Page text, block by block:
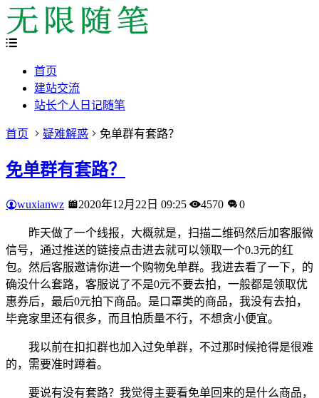
首页
建站交流
站长个人日记随笔
首页 疑难解惑 免单群有套路？
免单群有套路？
wuxianwz 2020年12月22日 09:25 4570 0
昨天做了一个线报，大概就是，扫描二维码然后加客服微
信号，通过推送的链接点击进去就可以领取一个0.3元的红
包。然后客服邀请你进一个购物免单群。我进去看了一下，的
确没什么套路，客服说了不是0元不要去拍，一般都是领取优
惠券后，最后0元拍下商品。是口罩类的商品，我没有去拍，
毕竟家里还有很多，而且怕质量不行，不想贪小便宜。
我以前在扣扣群也加入过免单群，不过那时候抢得是很难
的，需要准时蹲着。
要说有没有套路？我觉得主要看免单回来的是什么商品，